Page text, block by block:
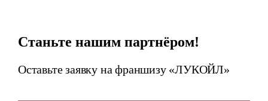
Станьте нашим партнёром!
Оставьте заявку на франшизу «ЛУКОЙЛ»